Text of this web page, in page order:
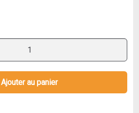
et
réflecteur
Ajouter au panier